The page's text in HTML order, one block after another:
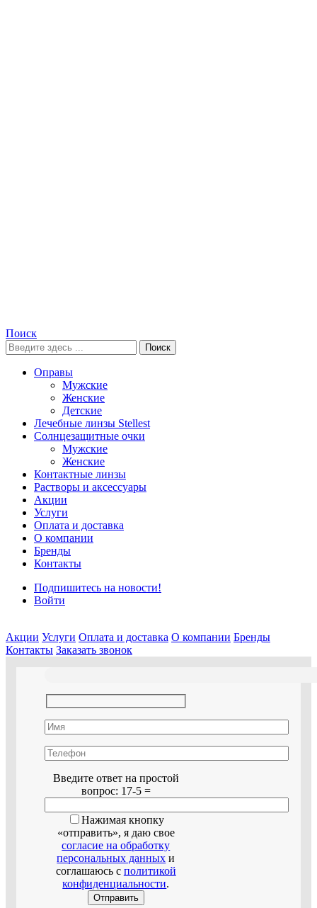
Поиск
Поиск
Оправы
Мужские
Женские
Детские
Лечебные линзы Stellest
Солнцезащитные очки
Мужские
Женские
Контактные линзы
Растворы и аксессуары
Акции
Услуги
Оплата и доставка
О компании
Бренды
Контакты
Подпишитесь на новости!
Войти
Акции Услуги Оплата и доставка О компании Бренды
Контакты Заказать звонок
Введите ответ на простой
вопрос: 17-5 =
Нажимая кнопку
«отправить», я даю свое
согласие на обработку
персональных данных и
соглашаюсь с политикой
конфиденциальности.